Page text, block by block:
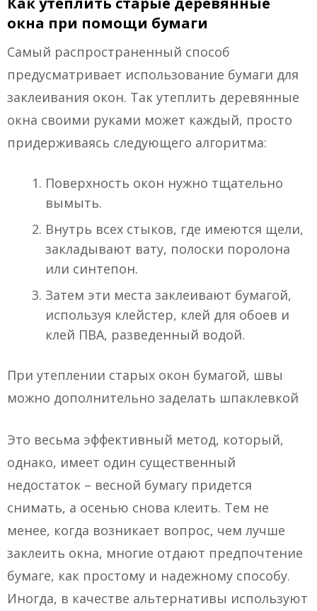
окна при помощи бумаги
Самый распространенный способ
предусматривает использование бумаги для
заклеивания окон. Так утеплить деревянные
окна своими руками может каждый, просто
придерживаясь следующего алгоритма:
Поверхность окон нужно тщательно
вымыть.
Внутрь всех стыков, где имеются щели,
закладывают вату, полоски поролона
или синтепон.
Затем эти места заклеивают бумагой,
используя клейстер, клей для обоев и
клей ПВА, разведенный водой.
При утеплении старых окон бумагой, швы
можно дополнительно заделать шпаклевкой
Это весьма эффективный метод, который,
однако, имеет один существенный
недостаток – весной бумагу придется
снимать, а осенью снова клеить. Тем не
менее, когда возникает вопрос, чем лучше
заклеить окна, многие отдают предпочтение
бумаге, как простому и надежному способу.
Иногда, в качестве альтернативы используют